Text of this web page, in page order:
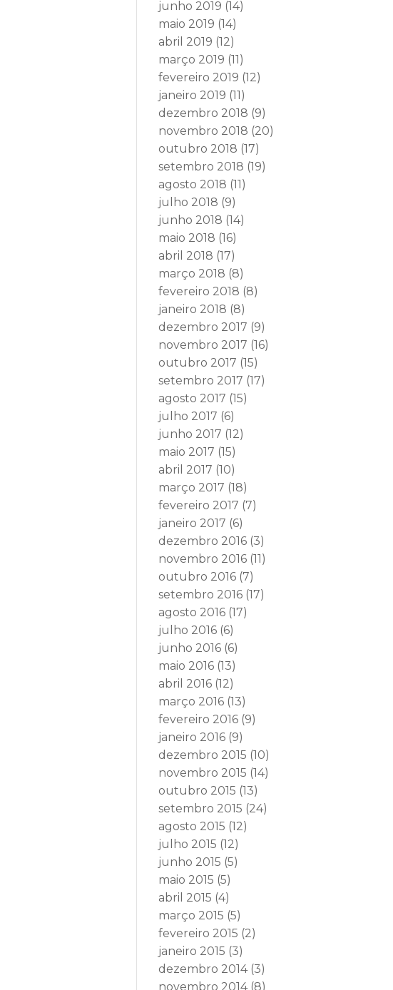
junho 2019 (14)
maio 2019 (14)
abril 2019 (12)
março 2019 (11)
fevereiro 2019 (12)
janeiro 2019 (11)
dezembro 2018 (9)
novembro 2018 (20)
outubro 2018 (17)
setembro 2018 (19)
agosto 2018 (11)
julho 2018 (9)
junho 2018 (14)
maio 2018 (16)
abril 2018 (17)
março 2018 (8)
fevereiro 2018 (8)
janeiro 2018 (8)
dezembro 2017 (9)
novembro 2017 (16)
outubro 2017 (15)
setembro 2017 (17)
agosto 2017 (15)
julho 2017 (6)
junho 2017 (12)
maio 2017 (15)
abril 2017 (10)
março 2017 (18)
fevereiro 2017 (7)
janeiro 2017 (6)
dezembro 2016 (3)
novembro 2016 (11)
outubro 2016 (7)
setembro 2016 (17)
agosto 2016 (17)
julho 2016 (6)
junho 2016 (6)
maio 2016 (13)
abril 2016 (12)
março 2016 (13)
fevereiro 2016 (9)
janeiro 2016 (9)
dezembro 2015 (10)
novembro 2015 (14)
outubro 2015 (13)
setembro 2015 (24)
agosto 2015 (12)
julho 2015 (12)
junho 2015 (5)
maio 2015 (5)
abril 2015 (4)
março 2015 (5)
fevereiro 2015 (2)
janeiro 2015 (3)
dezembro 2014(3)
novembro 2014(8)